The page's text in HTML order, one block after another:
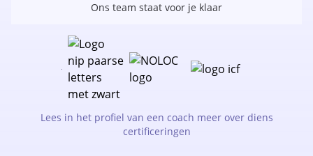
Ons team staat voor je klaar
Lees in het profiel van een coach meer over diens
certificeringen